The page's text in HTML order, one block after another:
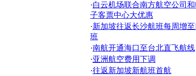
·白云机场联合南方航空公司
子客票中心大优惠
·新加坡往返长沙航班每周增至
班
·南航开通海口至台北直飞航线
·亚洲航空费用下调
·往返新加坡新航班首航